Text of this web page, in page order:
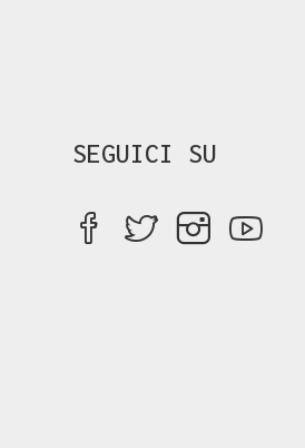
SEGUICI SU